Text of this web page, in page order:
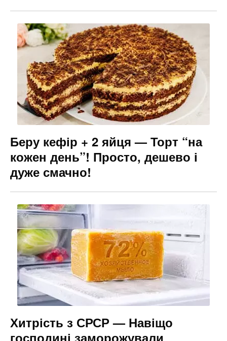
Беру кефір + 2 яйця — Торт “на
кожен день”! Просто, дешево і
дуже смачно!
Хитрість з СРСР — Навіщо
господині заморожували